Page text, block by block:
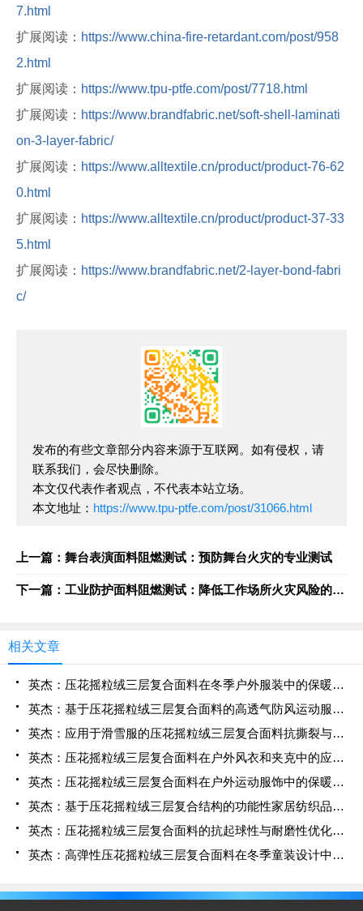
7.html
扩展阅读： https://www.china-fire-retardant.com/post/958
2.html
扩展阅读： https://www.tpu-ptfe.com/post/7718.html
扩展阅读： https://www.brandfabric.net/soft-shell-laminati
on-3-layer-fabric/
扩展阅读： https://www.alltextile.cn/product/product-76-62
0.html
扩展阅读： https://www.alltextile.cn/product/product-37-33
5.html
扩展阅读： https://www.brandfabric.net/2-layer-bond-fabri
c/
发布的有些文章部分内容来源于互联网。如有侵权，请
联系我们，会尽快删除。
本文仅代表作者观点，不代表本站立场。
本文地址： https://www.tpu-ptfe.com/post/31066.html
上一篇：舞台表演面料阻燃测试：预防舞台火灾的专业测试
下一篇：工业防护面料阻燃测试：降低工作场所火灾风险的技术评估
相关文章
英杰：压花摇粒绒三层复合面料在冬季户外服装中的保暖性能优化研究
英杰：基于压花摇粒绒三层复合面料的高透气防风运动服饰开发
英杰：应用于滑雪服的压花摇粒绒三层复合面料抗撕裂与耐磨性提升技术
英杰：压花摇粒绒三层复合面料在户外风衣和夹克中的应用与性能
英杰：压花摇粒绒三层复合面料在户外运动服饰中的保暖与透气性能研究
英杰：基于压花摇粒绒三层复合结构的功能性家居纺织品开发与应用
英杰：压花摇粒绒三层复合面料的抗起球性与耐磨性优化技术分析
英杰：高弹性压花摇粒绒三层复合面料在冬季童装设计中的应用实践